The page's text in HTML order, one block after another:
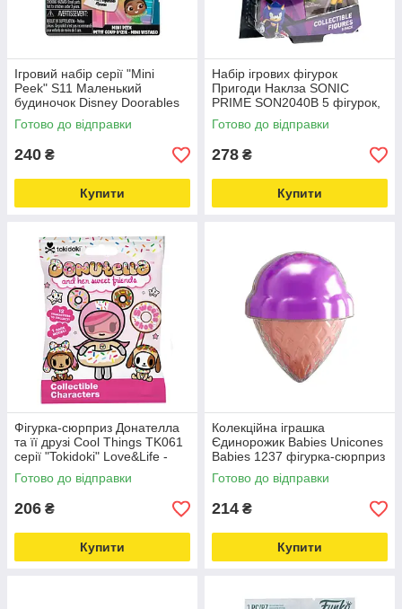
Ігровий набір серії "Mini
Peek" S11 Маленький
будиночок Disney Doorables
44796 Love&Life -online-
multimarket-
Готово до відправки
240 ₴
Купити
Набір ігрових фігурок
Пригоди Наклза SONIC
PRIME SON2040B 5 фігурок,
6,5 см Love&Life -online-
multimarket-
Готово до відправки
278 ₴
Купити
Фігурка-сюрприз Донателла
та її друзі Cool Things TK061
серії "Tokidoki" Love&Life -
online-multimarket-
Готово до відправки
206 ₴
Купити
Колекційна іграшка
Єдинорожик Babies Unicones
Babies 1237 фігурка-сюрприз
в ріжку Love&Life -online-
multimarket-
Готово до відправки
214 ₴
Купити